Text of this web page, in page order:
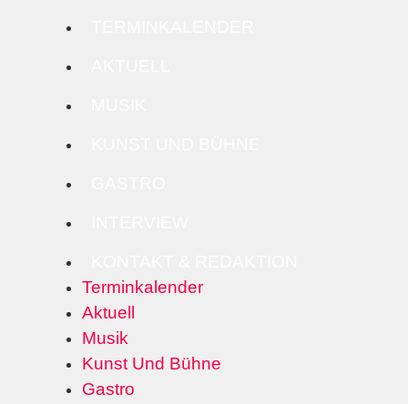
Terminkalender
Aktuell
Musik
Kunst Und Bühne
Gastro